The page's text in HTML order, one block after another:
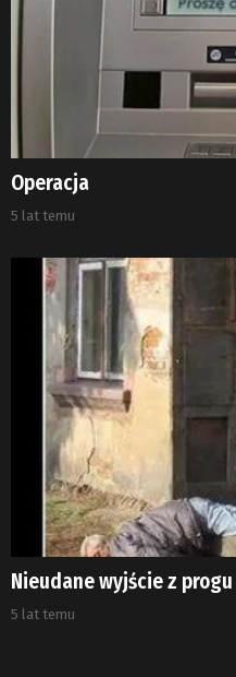
Operacja
5 lat temu
Nieudane wyjście z progu
5 lat temu